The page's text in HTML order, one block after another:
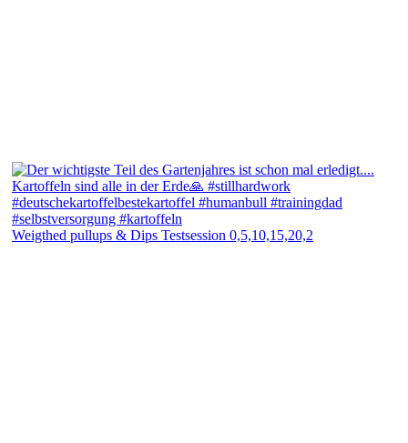
Weigthed pullups & Dips Testsession 0,5,10,15,20,2